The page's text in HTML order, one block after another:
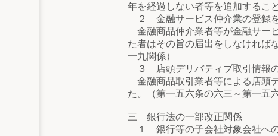
年を経過しない者等を追加するこ
２ 金融サービス仲介業の登録
金融商品仲介業者等が金融サー
た者はその旨の届出をしなければ
一九関係）
３ 店頭デリバティブ取引情報
金融商品取引業者等による店頭
た。（第一五六条の六三～第一五
三 銀行法の一部改正関係
１ 銀行等の子会社対象会社へ